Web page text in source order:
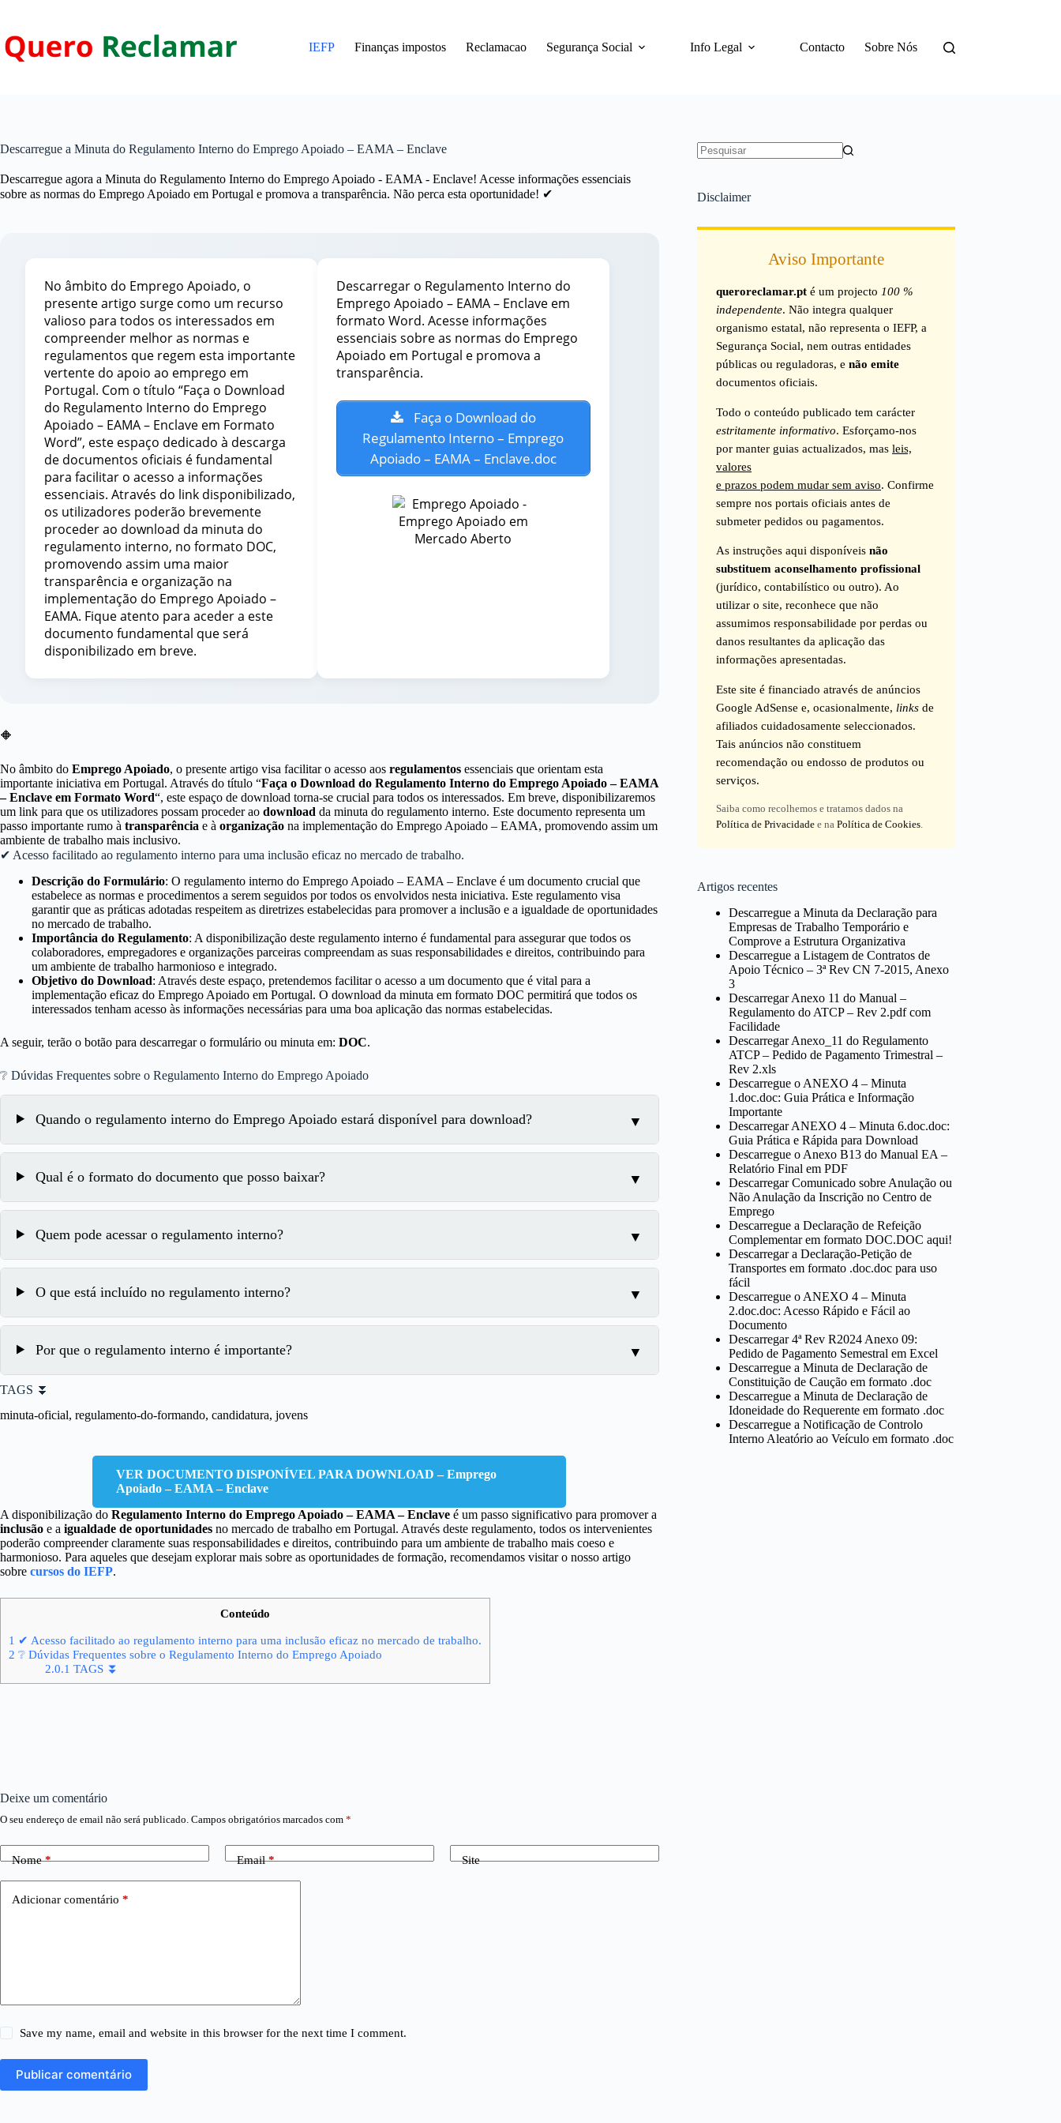
conteúdo
IEFP Finanças impostos Reclamacao Segurança Social Info Legal Contacto Sobre Nós
Descarregue a Minuta do Regulamento Interno do Emprego Apoiado – EAMA – Enclave
Descarregue agora a Minuta do Regulamento Interno do Emprego Apoiado - EAMA - Enclave! Acesse informações essenciais
sobre as normas do Emprego Apoiado em Portugal e promova a transparência. Não perca esta oportunidade! ✔
No âmbito do Emprego Apoiado, o
presente artigo surge como um recurso
valioso para todos os interessados em
compreender melhor as normas e
regulamentos que regem esta importante
vertente do apoio ao emprego em
Portugal. Com o título “Faça o Download
do Regulamento Interno do Emprego
Apoiado – EAMA – Enclave em Formato
Word”, este espaço dedicado à descarga
de documentos oficiais é fundamental
para facilitar o acesso a informações
essenciais. Através do link disponibilizado,
os utilizadores poderão brevemente
proceder ao download da minuta do
regulamento interno, no formato DOC,
promovendo assim uma maior
transparência e organização na
implementação do Emprego Apoiado –
EAMA. Fique atento para aceder a este
documento fundamental que será
disponibilizado em breve.
Descarregar o Regulamento Interno do
Emprego Apoiado – EAMA – Enclave em
formato Word. Acesse informações
essenciais sobre as normas do Emprego
Apoiado em Portugal e promova a
transparência.
Faça o Download do
Regulamento Interno – Emprego
Apoiado – EAMA – Enclave.doc
🔶
No âmbito do Emprego Apoiado, o presente artigo visa facilitar o acesso aos regulamentos essenciais que orientam esta
importante iniciativa em Portugal. Através do título “Faça o Download do Regulamento Interno do Emprego Apoiado – EAMA
– Enclave em Formato Word“, este espaço de download torna-se crucial para todos os interessados. Em breve, disponibilizaremos
um link para que os utilizadores possam proceder ao download da minuta do regulamento interno. Este documento representa um
passo importante rumo à transparência e à organização na implementação do Emprego Apoiado – EAMA, promovendo assim um
ambiente de trabalho mais inclusivo.
✔ Acesso facilitado ao regulamento interno para uma inclusão eficaz no mercado de trabalho.
Descrição do Formulário: O regulamento interno do Emprego Apoiado – EAMA – Enclave é um documento crucial que
estabelece as normas e procedimentos a serem seguidos por todos os envolvidos nesta iniciativa. Este regulamento visa
garantir que as práticas adotadas respeitem as diretrizes estabelecidas para promover a inclusão e a igualdade de oportunidades
no mercado de trabalho.
Importância do Regulamento: A disponibilização deste regulamento interno é fundamental para assegurar que todos os
colaboradores, empregadores e organizações parceiras compreendam as suas responsabilidades e direitos, contribuindo para
um ambiente de trabalho harmonioso e integrado.
Objetivo do Download: Através deste espaço, pretendemos facilitar o acesso a um documento que é vital para a
implementação eficaz do Emprego Apoiado em Portugal. O download da minuta em formato DOC permitirá que todos os
interessados tenham acesso às informações necessárias para uma boa aplicação das normas estabelecidas.
A seguir, terão o botão para descarregar o formulário ou minuta em: DOC.
❔ Dúvidas Frequentes sobre o Regulamento Interno do Emprego Apoiado
Quando o regulamento interno do Emprego Apoiado estará disponível para download?
Qual é o formato do documento que posso baixar?
Quem pode acessar o regulamento interno?
O que está incluído no regulamento interno?
Por que o regulamento interno é importante?
TAGS ⏬
minuta-oficial, regulamento-do-formando, candidatura, jovens
VER DOCUMENTO DISPONÍVEL PARA DOWNLOAD – Emprego
Apoiado – EAMA – Enclave
A disponibilização do Regulamento Interno do Emprego Apoiado – EAMA – Enclave é um passo significativo para promover a
inclusão e a igualdade de oportunidades no mercado de trabalho em Portugal. Através deste regulamento, todos os intervenientes
poderão compreender claramente suas responsabilidades e direitos, contribuindo para um ambiente de trabalho mais coeso e
harmonioso. Para aqueles que desejam explorar mais sobre as oportunidades de formação, recomendamos visitar o nosso artigo
sobre cursos do IEFP.
Conteúdo
1 ✔ Acesso facilitado ao regulamento interno para uma inclusão eficaz no mercado de trabalho.
2 ❔ Dúvidas Frequentes sobre o Regulamento Interno do Emprego Apoiado
2.0.1 TAGS ⏬
Disclaimer
Aviso Importante
queroreclamar.pt é um projecto100 %
independente. Não integra qualquer
organismo estatal, não representa o IEFP, a
Segurança Social, nem outras entidades
públicas ou reguladoras, enão emite
documentos oficiais.
Todo o conteúdo publicado tem carácter
estritamente informativo. Esforçamo-nos
por manter guias actualizados, masleis,
valores
e prazos podem mudar sem aviso. Confirme
sempre nos portais oficiais antes de
submeter pedidos ou pagamentos.
As instruções aqui disponíveisnão
substituem aconselhamento profissional
(jurídico, contabilístico ou outro). Ao
utilizar o site, reconhece que não
assumimos responsabilidade por perdas ou
danos resultantes da aplicação das
informações apresentadas.
Este site é financiado através de anúncios
Google AdSense e, ocasionalmente, links de
afiliados cuidadosamente seleccionados.
Tais anúncios não constituem
recomendação ou endosso de produtos ou
serviços.
Saiba como recolhemos e tratamos dados na
Política de Privacidade e naPolítica de Cookies.
Artigos recentes
Descarregue a Minuta da Declaração para
Empresas de Trabalho Temporário e
Comprove a Estrutura Organizativa
Descarregue a Listagem de Contratos de
Apoio Técnico – 3ª Rev CN 7-2015, Anexo
3
Descarregar Anexo 11 do Manual –
Regulamento do ATCP – Rev 2.pdf com
Facilidade
Descarregar Anexo_11 do Regulamento
ATCP – Pedido de Pagamento Trimestral –
Rev 2.xls
Descarregue o ANEXO 4 – Minuta
1.doc.doc: Guia Prática e Informação
Importante
Descarregar ANEXO 4 – Minuta 6.doc.doc:
Guia Prática e Rápida para Download
Descarregue o Anexo B13 do Manual EA –
Relatório Final em PDF
Descarregar Comunicado sobre Anulação ou
Não Anulação da Inscrição no Centro de
Emprego
Descarregue a Declaração de Refeição
Complementar em formato DOC.DOC aqui!
Descarregar a Declaração-Petição de
Transportes em formato .doc.doc para uso
fácil
Descarregue o ANEXO 4 – Minuta
2.doc.doc: Acesso Rápido e Fácil ao
Documento
Descarregar 4ª Rev R2024 Anexo 09:
Pedido de Pagamento Semestral em Excel
Descarregue a Minuta de Declaração de
Constituição de Caução em formato .doc
Descarregue a Minuta de Declaração de
Idoneidade do Requerente em formato .doc
Descarregue a Notificação de Controlo
Interno Aleatório ao Veículo em formato .doc
Deixe um comentário
O seu endereço de email não será publicado. Campos obrigatórios marcados com *
Nome* Email* Site
Adicionar comentário *
Save my name, email and website in this browser for the next time I comment.
Publicar comentário